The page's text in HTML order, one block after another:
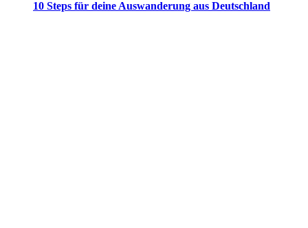
10 Steps für deine Auswanderung aus Deutschland